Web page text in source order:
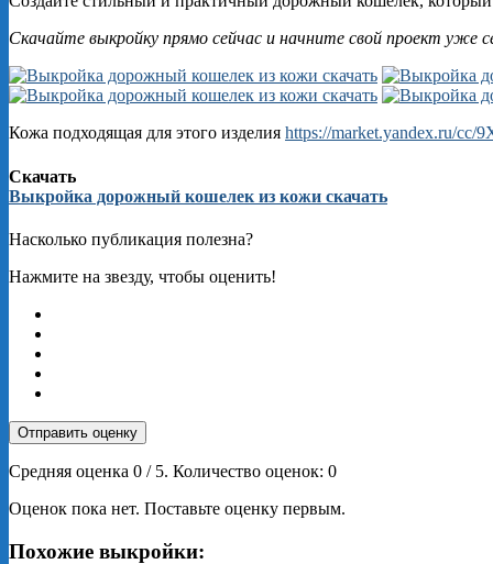
Скачайте выкройку прямо сейчас и начните свой проект уже
Кожа подходящая для этого изделия https://market.yandex.ru/cc/
Скачать
Выкройка дорожный кошелек из кожи скачать
Насколько публикация полезна?
Нажмите на звезду, чтобы оценить!
Отправить оценку
Средняя оценка 0 / 5. Количество оценок: 0
Оценок пока нет. Поставьте оценку первым.
Похожие выкройки: